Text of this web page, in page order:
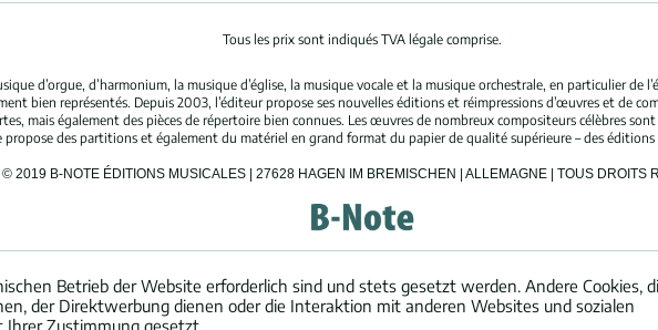
Tous les prix sont indiqués TVA légale comprise.
d’orgue, d’harmonium, la musique d’église, la musique vocale et la musique orchestrale, en particulier
bien représentés. Depuis 2003, l’éditeur propose ses nouvelles éditions et réimpressions d’œuvres et de
mais également des pièces de répertoire bien connues. Les œuvres de nombreux compositeurs célèbres
propose des partitions et également du matériel en grand format du papier de qualité supérieure – des
© 2019 B-NOTE ÉDITIONS MUSICALES | 27628 HAGEN IM BREMISCHEN | ALLEMAGNE | TOUS DROITS
Betrieb der Website erforderlich sind und stets gesetzt werden. Andere Cookies,
der Direktwerbung dienen oder die Interaktion mit anderen Websites und sozialen
Zustimmung gesetzt.